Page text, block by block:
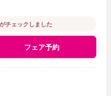
チェックしました
フェア予約